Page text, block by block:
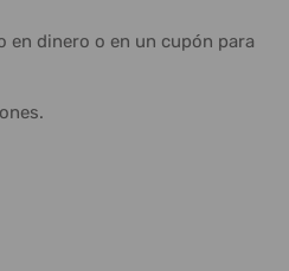
en dinero o en un cupón para